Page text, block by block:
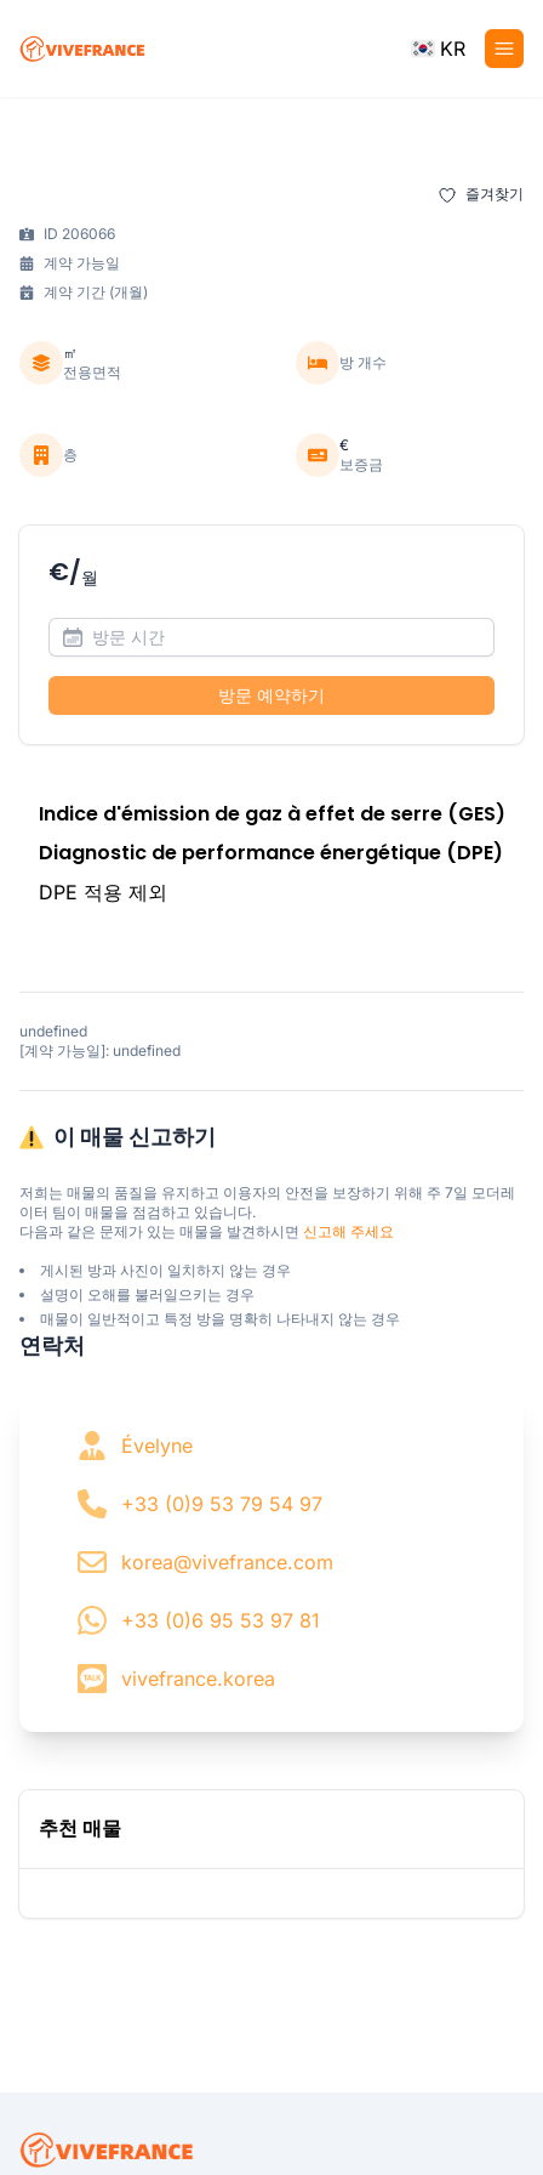
KR
즐겨찾기
ID 206066
계약 가능일
계약 기간 (개월)
㎡
전용면적
방 개수
층
€
보증금
€/월
방문 예약하기
Indice d'émission de gaz à effet de serre (GES)
Diagnostic de performance énergétique (DPE)
DPE 적용 제외
undefined
[계약 가능일]: undefined
이 매물 신고하기
저희는 매물의 품질을 유지하고 이용자의 안전을 보장하기 위해 주 7일 모더레
이터 팀이 매물을 점검하고 있습니다.
다음과 같은 문제가 있는 매물을 발견하시면 신고해 주세요
게시된 방과 사진이 일치하지 않는 경우
설명이 오해를 불러일으키는 경우
매물이 일반적이고 특정 방을 명확히 나타내지 않는 경우
연락처
Évelyne
+33 (0)9 53 79 54 97
korea@vivefrance.com
+33 (0)6 95 53 97 81
vivefrance.korea
추천 매물